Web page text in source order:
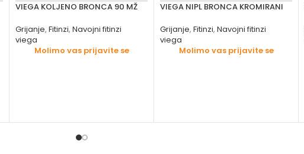
VIEGA KOLJENO BRONCA 90 MŽ
Grijanje, Fitinzi, Navojni fitinzi
viega
Molimo vas prijavite se
VIEGA NIPL BRONCA KROMIRANI
Grijanje, Fitinzi, Navojni fitinzi
viega
Molimo vas prijavite se